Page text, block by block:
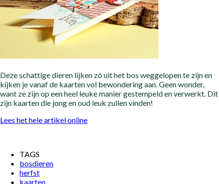
Deze schattige dieren lijken zó uit het bos weggelopen te zijn en
kijken je vanaf de kaarten vol bewondering aan. Geen wonder,
want ze zijn op een heel leuke manier gestempeld en verwerkt. Dit
zijn kaarten die jong en oud leuk zullen vinden!
Lees het hele artikel online
TAGS
bosdieren
herfst
kaarten